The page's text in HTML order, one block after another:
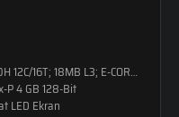
16T; 18MB L3; E-CORE Max
P 4 GB 128-Bit
LED Ekran